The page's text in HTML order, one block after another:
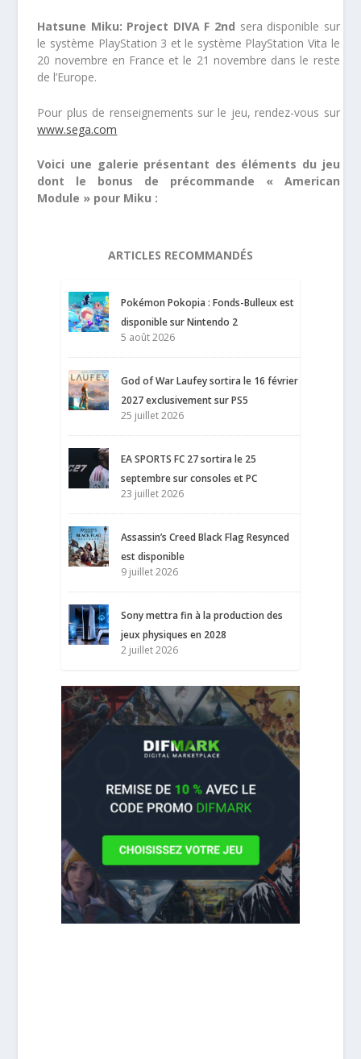
Hatsune Miku: Project DIVA F 2nd sera disponible sur
le système PlayStation 3 et le système PlayStation Vita le
20 novembre en France et le 21 novembre dans le reste
de l’Europe.
Pour plus de renseignements sur le jeu, rendez-vous sur
www.sega.com
Voici une galerie présentant des éléments du jeu
dont le bonus de précommande « American
Module » pour Miku :
ARTICLES RECOMMANDÉS
Pokémon Pokopia : Fonds-Bulleux est
disponible sur Nintendo 2
5 août 2026
God of War Laufey sortira le 16 février
2027 exclusivement sur PS5
25 juillet 2026
EA SPORTS FC 27 sortira le 25
septembre sur consoles et PC
23 juillet 2026
Assassin’s Creed Black Flag Resynced
est disponible
9 juillet 2026
Sony mettra fin à la production des
jeux physiques en 2028
2 juillet 2026